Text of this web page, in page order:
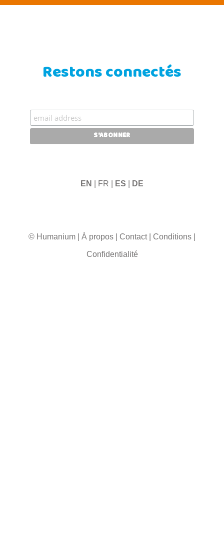
Restons connectés
EN | FR | ES DE
© Humanium À propos Contact| Conditions
Confidentialité